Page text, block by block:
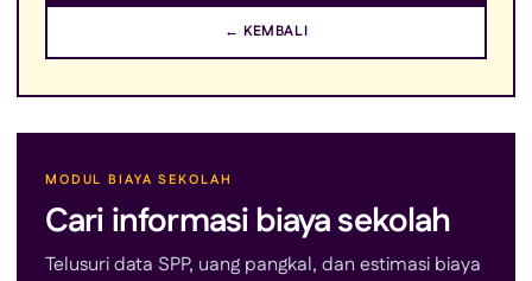
← KEMBALI
MODUL BIAYA SEKOLAH
Cari informasi biaya sekolah
Telusuri data SPP, uang pangkal, dan estimasi biaya